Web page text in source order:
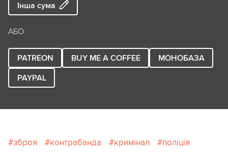
Інша сума
АБО
PATREON BUY ME A COFFEE
МОНОБАЗА
PAYPAL
зброя контрабанда кримінал поліція